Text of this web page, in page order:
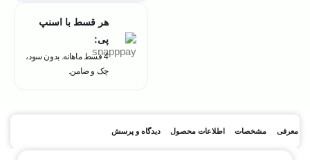
هر قسط با اسنپ
پی:
4 قسط ماهانه. بدون سود،
چک و ضامن.
معرفی مشخصات اطلاعات محصول دیدگاه و پرسش